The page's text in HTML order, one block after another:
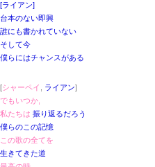
[ライアン]
台本のない即興
誰にも書かれていない
そして今
僕らにはチャンスがある
[シャーペイ ライアン]
でもいつか,
私たちは 振り返るだろう
僕らのこの記憶
この歌の全てを
生きてきた道